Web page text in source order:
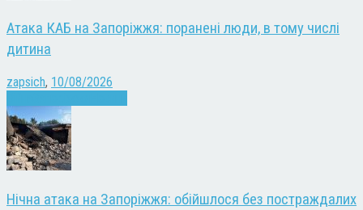
Атака КАБ на Запоріжжя: поранені люди, в тому числі
дитина
zapsich, 10/08/2026
Нічна атака на Запоріжжя: обійшлося без постраждалих